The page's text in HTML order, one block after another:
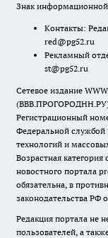
Знак
Контакты:
red@pg52.ru
Рекламный
st@pg52.ru
Сетевое издание
(ВВВ.ПРОГОРОДНН.РУ).
Регистрационный
Федеральной
технологий и
Возрастная
новостного портала
обязательна, в
законодательства РФ
Редакция портала не
пользователей, а